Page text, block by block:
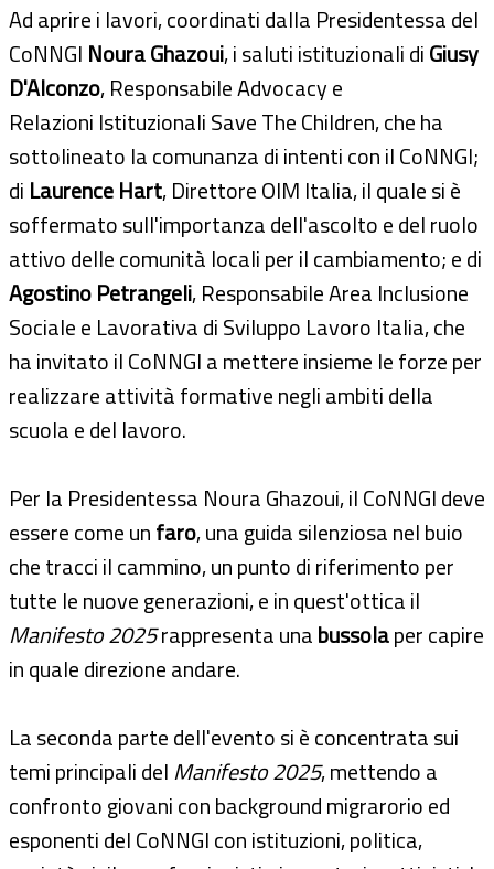
Ad aprire i lavori, coordinati dalla Presidentessa del
CoNNGI Noura Ghazoui, i saluti istituzionali diGiusy
D'Alconzo, Responsabile Advocacy e
Relazioni Istituzionali Save The Children, che ha
sottolineato la comunanza di intenti con il CoNNGI;
di Laurence Hart, Direttore OIM Italia, il quale si è
soffermato sull'importanza dell'ascolto e del ruolo
attivo delle comunità locali per il cambiamento; e di
Agostino Petrangeli, Responsabile Area Inclusione
Sociale e Lavorativa di Sviluppo Lavoro Italia, che
ha invitato il CoNNGI a mettere insieme le forze per
realizzare attività formative negli ambiti della
scuola e del lavoro.
Per la Presidentessa Noura Ghazoui, il CoNNGI deve
essere come unfaro, una guida silenziosa nel buio
che tracci il cammino, un punto di riferimento per
tutte le nuove generazioni, e in quest'ottica il
Manifesto 2025rappresenta unabussolaper capire
in quale direzione andare.
La seconda parte dell'evento si è concentrata sui
temi principali delManifesto 2025, mettendo a
confronto giovani con background migrarorio ed
esponenti del CoNNGI con istituzioni, politica,